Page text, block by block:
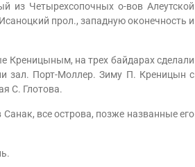
из Четырехсопочных о-вов Алеутской
прол., западную оконечность и
Креницыным, на трех байдарах сделали
зал. Порт-Моллер. Зиму П. Креницын с
С. Глотова.
все острова, позже названные его